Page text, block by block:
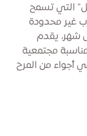
التي تسمح
وتجارب غير محدودة
شهر، يقدم
مجتمعية
أجواء من المرح